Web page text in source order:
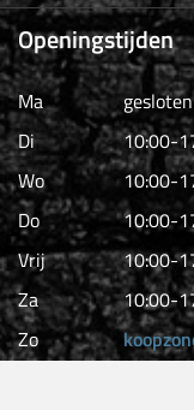
Openingstijden
Ma
gesloten
Di
10:00-
Wo
10:00-
Do
10:00-
Vrij
10:00-
Za
10:00-
Zo